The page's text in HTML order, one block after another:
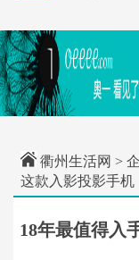
衢州生活网 >
这款入影投影手机
18年最值得入